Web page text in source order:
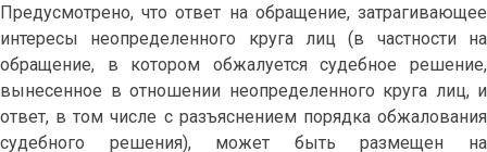
Предусмотрено, что ответ на обращение, затрагивающее
интересы неопределенного круга лиц (в частности на
обращение, в котором обжалуется судебное решение,
вынесенное в отношении неопределенного круга лиц, и
ответ, в том числе с разъяснением порядка обжалования
судебного решения), может быть размещен на